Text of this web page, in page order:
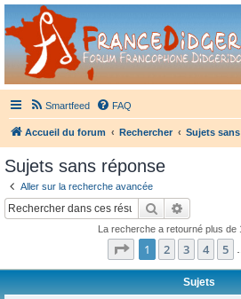
France Didgeridoo
Didgeridoo et Guimbarde sur France Didgeridoo -
Smartfeed FAQ
Accueil du forum Rechercher Sujets
Sujets sans réponse
Aller sur la recherche avancée
Rechercher
La recherche a retourné plus de
Page 1sur20
1 2 3 4 5
Sujets